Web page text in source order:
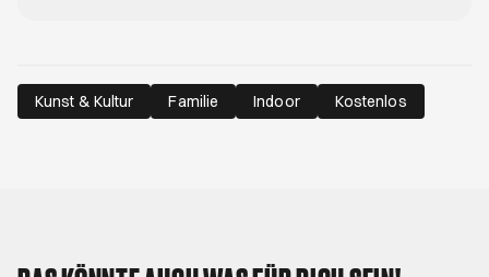
Kunst & Kultur Familie Indoor Kostenlos